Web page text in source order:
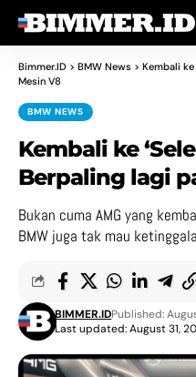
Bimmer.ID > BMW News > Kembali ke
Mesin V8
BMW NEWS
Kembali ke
Berpaling lagi
Bukan cuma AMG yang
BMW juga tak mau
Last updated: August 31,
BIMMER.IDPublished: